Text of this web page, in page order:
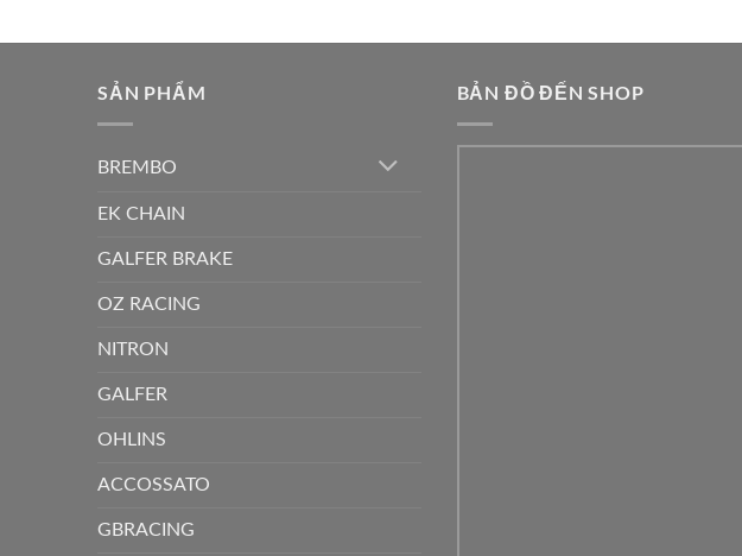
SẢN PHẨM
BREMBO
EK CHAIN
GALFER BRAKE
OZ RACING
NITRON
GALFER
OHLINS
ACCOSSATO
GBRACING
BẢN ĐỒ ĐẾN SHOP